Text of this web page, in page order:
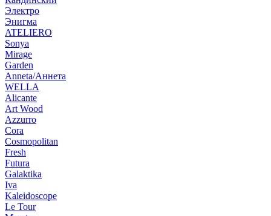
Электро
Энигма
ATELIERO
Sonya
Mirage
Garden
Anneta/Аннета
WELLA
Alicante
Art Wood
Azzurro
Cora
Cosmopolitan
Fresh
Futura
Galaktika
Iva
Kaleidoscope
Le Tour